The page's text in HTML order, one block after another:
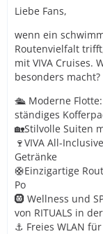
Liebe Fans,
wenn ein
Routenvielfalt
mit VIVA Cruises.
besonders
🛳️ Moderne
ständiges
🏡Stilvolle Suiten
🍷VIVA All-
Getränke
🛟Einzigartige
Po
🛞 Wellness und
von RITUALS in
⚓ Freies WLAN